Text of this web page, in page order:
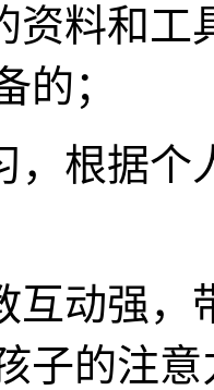
资料和
的；
，根据个
互动强
子的注